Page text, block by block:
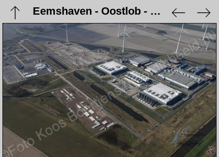
Eemshaven - Oostlob - 9 maart 2024